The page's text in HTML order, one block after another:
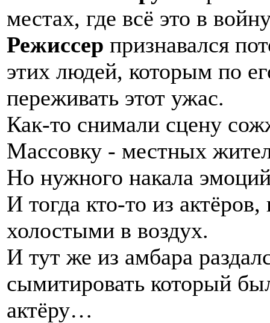
местах, где всё это в
Режиссер признавался
этих людей, которым по
переживать этот ужас.
Как-то снимали сцену
Массовку - местных
Но нужного накала
И тогда кто-то из
холостыми в воздух.
И тут же из амбара
сымитировать который
актёру…